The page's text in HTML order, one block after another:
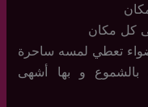
كل مكان
تعطي لمسه ساحرة
بالشموع و بها أشهى